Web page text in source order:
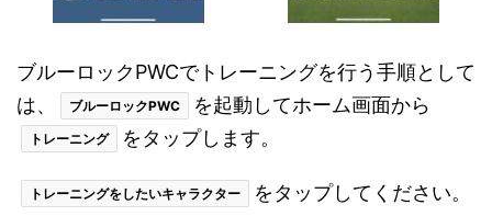
ブルーロックPWCでトレーニングを行う手順として
は、
ブルーロックPWC を起動してホーム画面から
トレーニング をタップします。
トレーニングをしたいキャラクター をタップしてください。